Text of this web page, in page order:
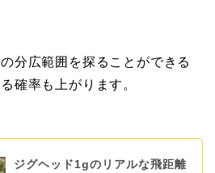
分広範囲を探ることができる
確率も上がります。
ジグヘッド1gのリアルな飛距離